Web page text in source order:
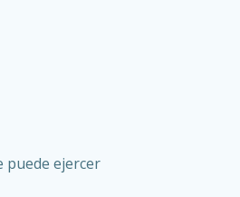
puede ejercer